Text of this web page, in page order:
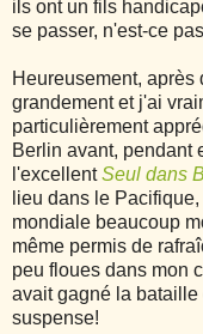
ils ont un fils
se passer, n'est-ce
Heureusement,
grandement et j'ai
particulièrement
Berlin avant, pendant
l'excellentSeul dans
lieu dans le
mondiale beaucoup
même permis de
peu floues dans mon
avait gagné la bataille
suspense!